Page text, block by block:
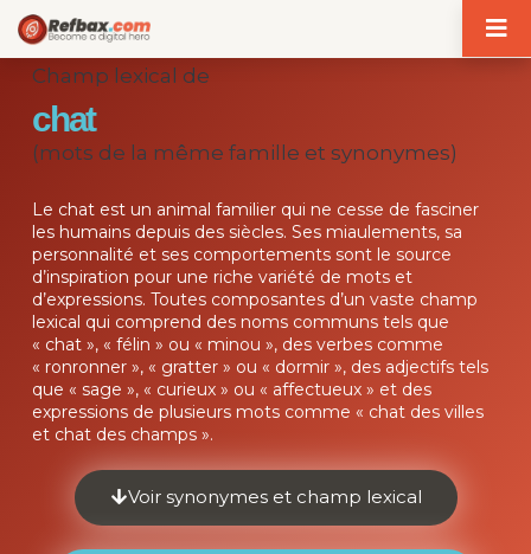
Champ lexical de
chat
(mots de la même famille et synonymes)
Le chat est un animal familier qui ne cesse de fasciner
les humains depuis des siècles. Ses miaulements, sa
personnalité et ses comportements sont le source
d’inspiration pour une riche variété de mots et
d’expressions. Toutes composantes d’un vaste champ
lexical qui comprend des noms communs tels que
« chat », « félin » ou « minou », des verbes comme
« ronronner », « gratter » ou « dormir », des adjectifs tels
que « sage », « curieux » ou « affectueux » et des
expressions de plusieurs mots comme « chat des villes
et chat des champs ».
Voir synonymes et champ lexical
Panneau de gestion des cookies